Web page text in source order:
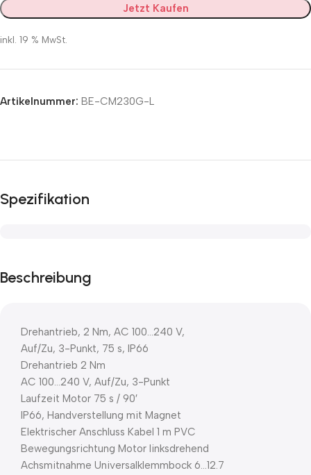
Jetzt Kaufen
inkl. 19 % MwSt.
Artikelnummer: BE-CM230G-L
Spezifikation
Beschreibung
Drehantrieb, 2 Nm, AC 100…240 V,
Auf/Zu, 3-Punkt, 75 s, IP66
Drehantrieb 2 Nm
AC 100…240 V, Auf/Zu, 3-Punkt
Laufzeit Motor 75 s / 90′
IP66, Handverstellung mit Magnet
Elektrischer Anschluss Kabel 1 m PVC
Bewegungsrichtung Motor linksdrehend
Achsmitnahme Universalklemmbock 6…12.7